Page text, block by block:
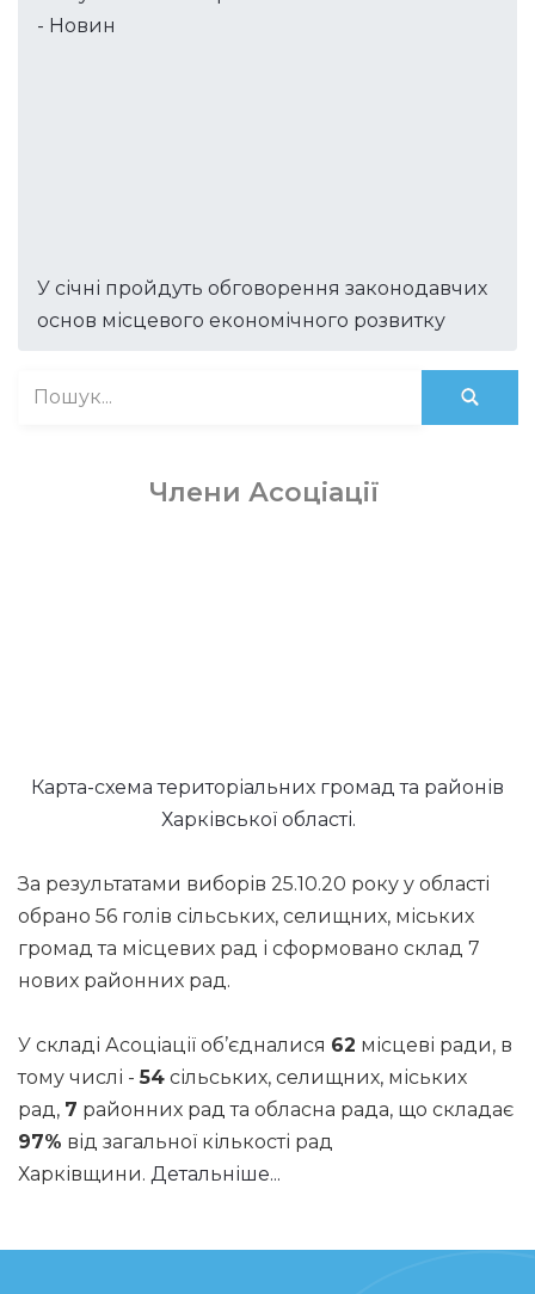
- Новин
У січні пройдуть обговорення законодавчих
основ місцевого економічного розвитку
Члени Асоціації
Карта-схема територіальних громад та районів
Харківської області.
За результатами виборів 25.10.20 року у області
обрано 56 голів сільських, селищних, міських
громад та місцевих рад і сформовано склад 7
нових районних рад.
У складі Асоціації об’єдналися 62 місцеві ради, в
тому числі -54 сільських, селищних, міських
рад, 7 районних рад та обласна рада, що складає
97% від загальної кількості рад
Харківщини. Детальніше...